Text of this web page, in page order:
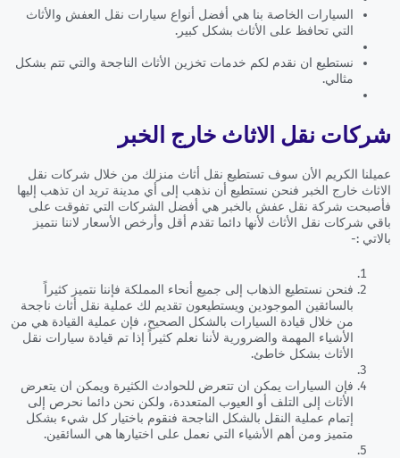
السيارات الخاصة بنا هي أفضل أنواع سيارات نقل العفش والأثاث
التي تحافظ على الأثاث بشكل كبير.
نستطيع ان نقدم لكم خدمات تخزين الأثاث الناجحة والتي تتم بشكل
مثالي.
شركات نقل الاثاث خارج الخبر
عميلنا الكريم الأن سوف تستطيع نقل أثاث منزلك من خلال شركات نقل
الاثاث خارج الخبر فنحن نستطيع أن نذهب إلى أي مدينة تريد ان تذهب إليها
فأصبحت شركة نقل عفش بالخبر هي أفضل الشركات التي تفوقت على
باقي شركات نقل الأثاث لأنها دائما تقدم أقل وأرخص الأسعار لاننا نتميز
بالاتي :-
فنحن نستطيع الذهاب إلى جميع أنحاء المملكة فإننا نتميز كثيراً
بالسائقين الموجودين ويستطيعون تقديم لك عملية نقل أثاث ناجحة
من خلال قيادة السيارات بالشكل الصحيح، فإن عملية القيادة هي من
الأشياء المهمة والضرورية لأننا نعلم كثيراً إذا تم قيادة سيارات نقل
الأثاث بشكل خاطئ.
فإن السيارات يمكن ان تتعرض للحوادث الكثيرة ويمكن ان يتعرض
الأثاث إلى التلف أو العيوب المتعددة، ولكن نحن دائما نحرص إلى
إتمام عملية النقل بالشكل الناجحة فنقوم باختيار كل شيء بشكل
متميز ومن أهم الأشياء التي نعمل على اختيارها هي السائقين.